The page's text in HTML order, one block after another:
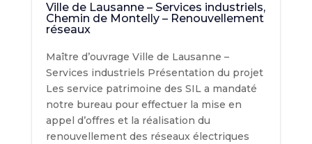
Ville de Lausanne – Services industriels,
Chemin de Montelly – Renouvellement
réseaux
Maître d’ouvrage Ville de Lausanne –
Services industriels Présentation du projet
Les service patrimoine des SIL a mandaté
notre bureau pour effectuer la mise en
appel d’offres et la réalisation du
renouvellement des réseaux électriques